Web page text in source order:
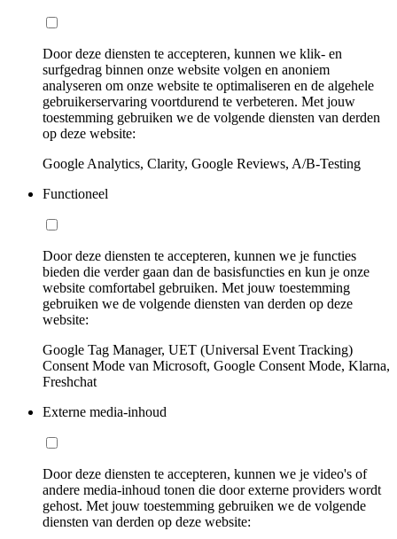
Door deze diensten te accepteren, kunnen we klik- en
surfgedrag binnen onze website volgen en anoniem
analyseren om onze website te optimaliseren en de algehele
gebruikerservaring voortdurend te verbeteren. Met jouw
toestemming gebruiken we de volgende diensten van derden
op deze website:
Google Analytics, Clarity, Google Reviews, A/B-Testing
Functioneel
Door deze diensten te accepteren, kunnen we je functies
bieden die verder gaan dan de basisfuncties en kun je onze
website comfortabel gebruiken. Met jouw toestemming
gebruiken we de volgende diensten van derden op deze
website:
Google Tag Manager, UET (Universal Event Tracking)
Consent Mode van Microsoft, Google Consent Mode, Klarna,
Freshchat
Externe media-inhoud
Door deze diensten te accepteren, kunnen we je video's of
andere media-inhoud tonen die door externe providers wordt
gehost. Met jouw toestemming gebruiken we de volgende
diensten van derden op deze website: